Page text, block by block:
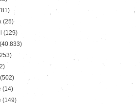
(25)
(129)
(40.833)
(502)
(14)
(149)